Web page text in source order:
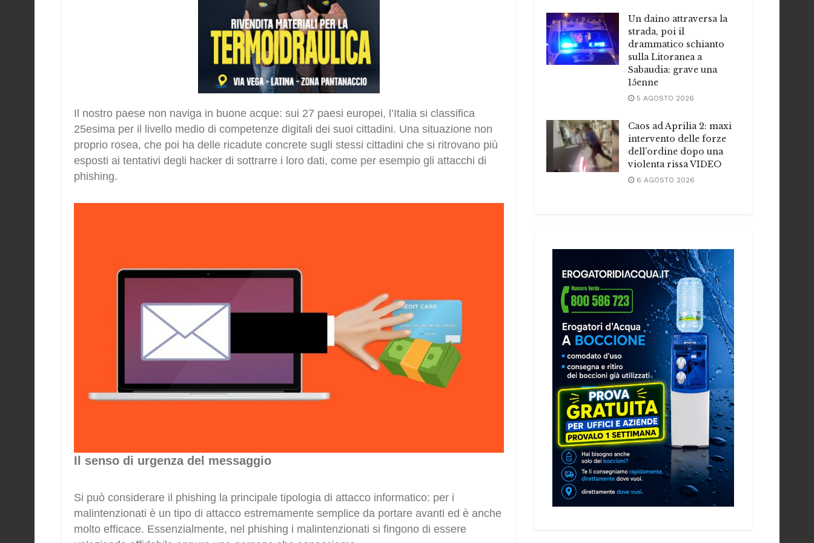
Il nostro paese non naviga in buone acque: sui 27 paesi europei, l’Italia si classifica
25esima per il livello medio di competenze digitali dei suoi cittadini. Una situazione non
proprio rosea, che poi ha delle ricadute concrete sugli stessi cittadini che si ritrovano più
esposti ai tentativi degli hacker di sottrarre i loro dati, come per esempio gli attacchi di
phishing.
Il senso di urgenza del messaggio
Si può considerare il phishing la principale tipologia di attacco informatico: per i
malintenzionati è un tipo di attacco estremamente semplice da portare avanti ed è anche
molto efficace. Essenzialmente, nel phishing i malintenzionati si fingono di essere
Un daino attraversa la
strada, poi il
drammatico schianto
sulla Litoranea a
Sabaudia: grave una
15enne
5 AGOSTO 2026
Caos ad Aprilia 2: maxi
intervento delle forze
dell’ordine dopo una
violenta rissa VIDEO
6 AGOSTO 2026